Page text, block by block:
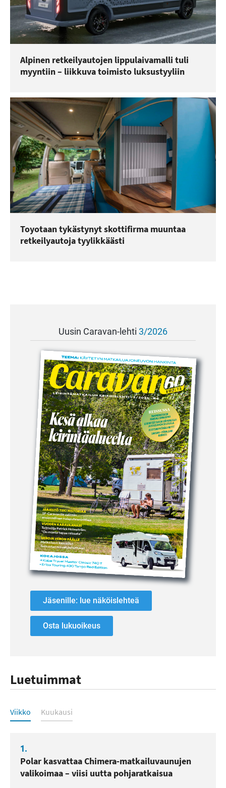
Alpinen retkeilyautojen lippulaivamalli tuli
myyntiin – liikkuva toimisto luksustyyliin
Toyotaan tykästynyt skottifirma muuntaa
retkeilyautoja tyylikkäästi
Uusin Caravan-lehti 3/2026
Jäsenille: lue näköislehteä
Osta lukuoikeus
Luetuimmat
Luetuimmat
Viikko Kuukausi
1.
Polar kasvattaa Chimera-matkailuvaunujen
valikoimaa – viisi uutta pohjaratkaisua